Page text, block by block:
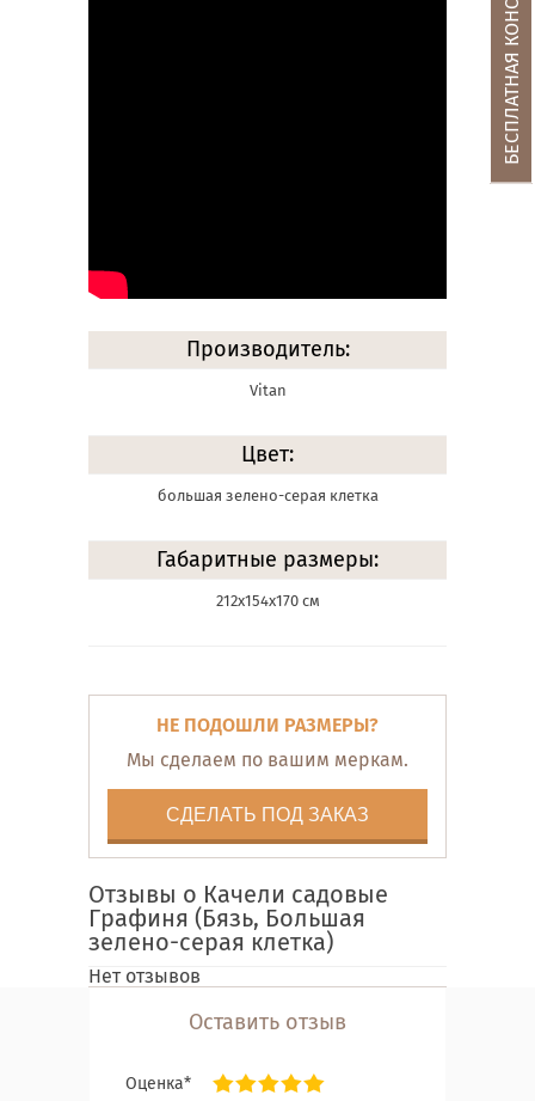
Производитель:
Vitan
Цвет:
большая зелено-серая клетка
Габаритные размеры:
212х154х170 см
НЕ ПОДОШЛИ РАЗМЕРЫ?
Мы сделаем по вашим меркам.
СДЕЛАТЬ ПОД ЗАКАЗ
Отзывы о Качели садовые
Графиня (Бязь, Большая
зелено-серая клетка)
Нет отзывов
Оставить отзыв
Оценка*